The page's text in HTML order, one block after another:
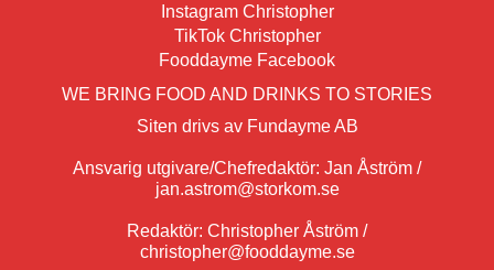
Instagram Christopher
TikTok Christopher
Fooddayme Facebook
WE BRING FOOD AND DRINKS TO STORIES
Siten drivs av Fundayme AB
Ansvarig utgivare/Chefredaktör: Jan Åström /
jan.astrom@storkom.se
Redaktör: Christopher Åström /
christopher@fooddayme.se